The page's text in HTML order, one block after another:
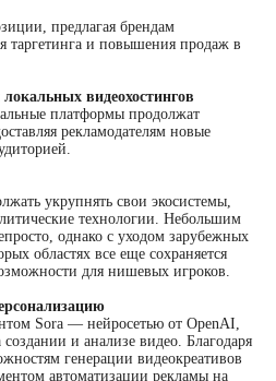
предлагая брендам
таргетинга и повышения продаж в
видеохостингов
платформы продолжат
рекламодателям новые
укрупнять свои экосистемы,
технологии. Небольшим
однако с уходом зарубежных
областях все еще сохраняется
для нишевых игроков.
Sora — нейросетью от OpenAI,
создании и анализе видео. Благодаря
генерации видеокреативов
автоматизации рекламы на